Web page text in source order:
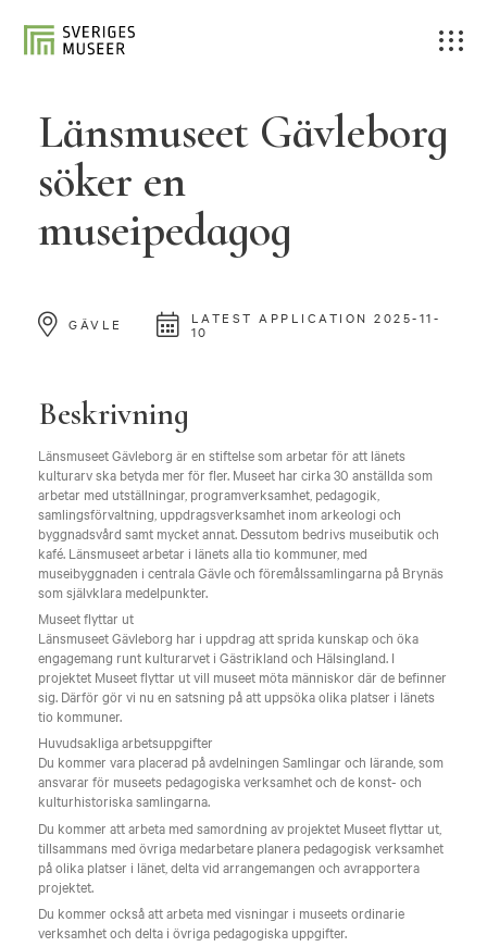
Länsmuseet Gävleborg
söker en
museipedagog
GÄVLE
LATEST APPLICATION 2025-11-
10
Beskrivning
Länsmuseet Gävleborg är en stiftelse som arbetar för att länets
kulturarv ska betyda mer för fler. Museet har cirka 30 anställda som
arbetar med utställningar, programverksamhet, pedagogik,
samlingsförvaltning, uppdragsverksamhet inom arkeologi och
byggnadsvård samt mycket annat. Dessutom bedrivs museibutik och
kafé. Länsmuseet arbetar i länets alla tio kommuner, med
museibyggnaden i centrala Gävle och föremålssamlingarna på Brynäs
som självklara medelpunkter.
Museet flyttar ut
Länsmuseet Gävleborg har i uppdrag att sprida kunskap och öka
engagemang runt kulturarvet i Gästrikland och Hälsingland. I
projektet Museet flyttar ut vill museet möta människor där de befinner
sig. Därför gör vi nu en satsning på att uppsöka olika platser i länets
tio kommuner.
Huvudsakliga arbetsuppgifter
Du kommer vara placerad på avdelningen Samlingar och lärande, som
ansvarar för museets pedagogiska verksamhet och de konst- och
kulturhistoriska samlingarna.
Du kommer att arbeta med samordning av projektet Museet flyttar ut,
tillsammans med övriga medarbetare planera pedagogisk verksamhet
på olika platser i länet, delta vid arrangemangen och avrapportera
projektet.
Du kommer också att arbeta med visningar i museets ordinarie
verksamhet och delta i övriga pedagogiska uppgifter.